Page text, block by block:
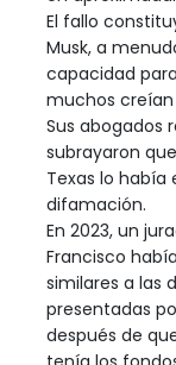
El fallo
Musk, a
capacidad
muchos
Sus abogados
subrayaron
Texas lo había
difamación.
En 2023, un
Francisco
similares a las
presentadas
después de